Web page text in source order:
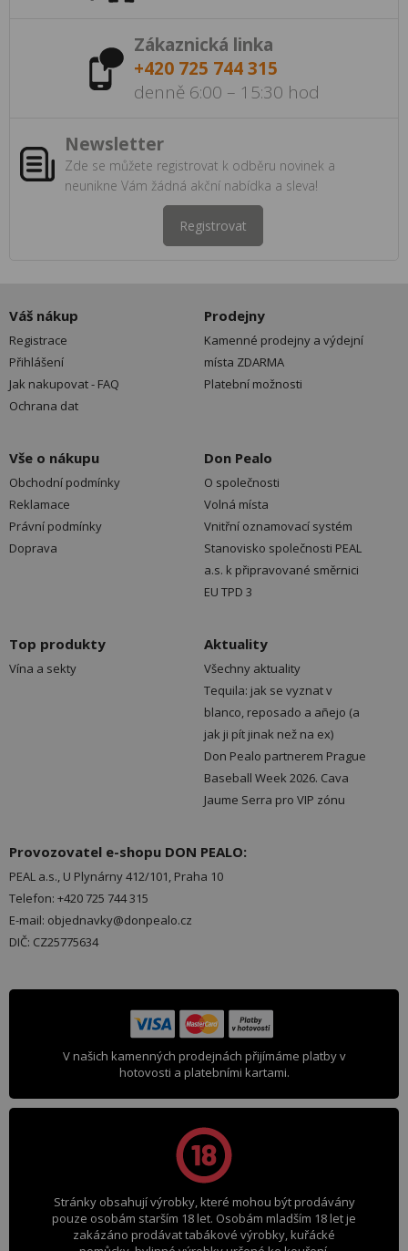
Zákaznická linka
+420 725 744 315
denně 6:00 – 15:30 hod
Newsletter
Zde se můžete registrovat k odběru novinek a
neunikne Vám žádná akční nabídka a sleva!
Registrovat
Váš nákup
Registrace
Přihlášení
Jak nakupovat - FAQ
Ochrana dat
Prodejny
Kamenné prodejny a výdejní
místa ZDARMA
Platební možnosti
Vše o nákupu
Obchodní podmínky
Reklamace
Právní podmínky
Doprava
Don Pealo
O společnosti
Volná místa
Vnitřní oznamovací systém
Stanovisko společnosti PEAL
a.s. k připravované směrnici
EU TPD 3
Top produkty
Vína a sekty
Aktuality
Všechny aktuality
Tequila: jak se vyznat v
blanco, reposado a añejo (a
jak ji pít jinak než na ex)
Don Pealo partnerem Prague
Baseball Week 2026. Cava
Jaume Serra pro VIP zónu
Provozovatel e-shopu DON PEALO:
PEAL a.s., U Plynárny 412/101, Praha 10
Telefon: +420 725 744 315
E-mail: objednavky@donpealo.cz
DIČ: CZ25775634
V našich kamenných prodejnách přijímáme platby v
hotovosti a platebními kartami.
Stránky obsahují výrobky, které mohou být prodávány
pouze osobám starším 18 let. Osobám mladším 18 let je
zakázáno prodávat tabákové výrobky, kuřácké